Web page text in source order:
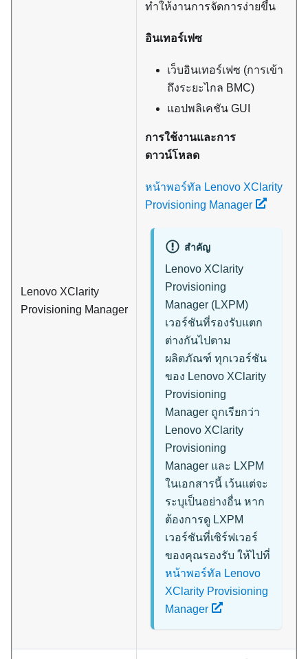
Lenovo XClarity
Provisioning Manager
ทำให้งานการจัดการง่ายขึ้น
อินเทอร์เฟซ
เว็บอินเทอร์เฟซ (การเข้า
ถึงระยะไกล BMC)
แอปพลิเคชัน GUI
การใช้งานและการ
ดาวน์โหลด
หน้าพอร์ทัล Lenovo XClarity
Provisioning Manager
สำคัญ
Lenovo XClarity
Provisioning
Manager (LXPM)
เวอร์ชันที่รองรับแตก
ต่างกันไปตาม
ผลิตภัณฑ์ ทุกเวอร์ชัน
ของ Lenovo XClarity
Provisioning
Manager ถูกเรียกว่า
Lenovo XClarity
Provisioning
Manager และ LXPM
ในเอกสารนี้ เว้นแต่จะ
ระบุเป็นอย่างอื่น หาก
ต้องการดู LXPM
เวอร์ชันที่เซิร์ฟเวอร์
ของคุณรองรับ ให้ไปที่
หน้าพอร์ทัล Lenovo
XClarity Provisioning
Manager